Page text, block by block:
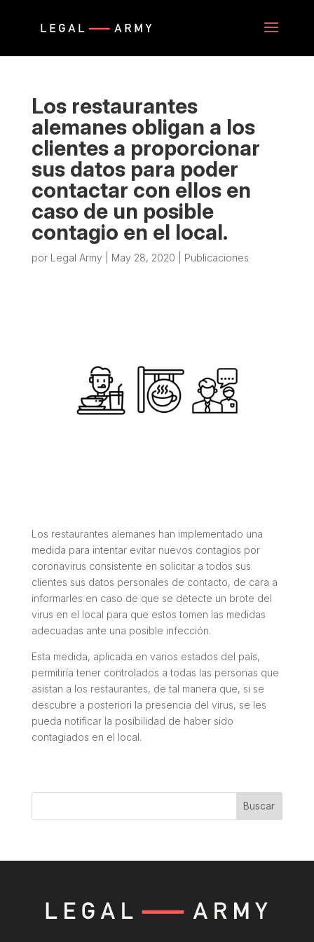
Los restaurantes
alemanes obligan a los
clientes a proporcionar
sus datos para poder
contactar con ellos en
caso de un posible
contagio en el local.
por Legal Army May 28, 2020 Publicaciones
Los restaurantes alemanes han implementado una
medida para intentar evitar nuevos contagios por
coronavirus consistente en solicitar a todos sus
clientes sus datos personales de contacto, de cara a
informarles en caso de que se detecte un brote del
virus en el local para que estos tomen las medidas
adecuadas ante una posible infección.
Esta medida, aplicada en varios estados del país,
permitiría tener controlados a todas las personas que
asistan a los restaurantes, de tal manera que, si se
descubre a posteriori la presencia del virus, se les
pueda notificar la posibilidad de haber sido
contagiados en el local.
Buscar